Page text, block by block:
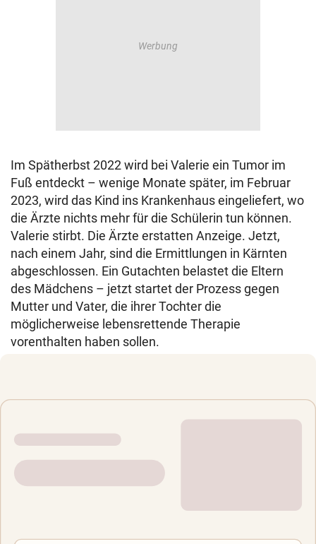
Im Spätherbst 2022 wird bei Valerie ein Tumor im
Fuß entdeckt – wenige Monate später, im Februar
2023, wird das Kind ins Krankenhaus eingeliefert, wo
die Ärzte nichts mehr für die Schülerin tun können.
Valerie stirbt. Die Ärzte erstatten Anzeige. Jetzt,
nach einem Jahr, sind die Ermittlungen in Kärnten
abgeschlossen. Ein Gutachten belastet die Eltern
des Mädchens – jetzt startet der Prozess gegen
Mutter und Vater, die ihrer Tochter die
möglicherweise lebensrettende Therapie
vorenthalten haben sollen.